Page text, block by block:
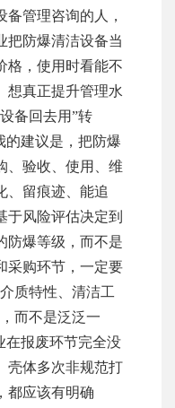
管理咨询的人，
把防爆清洁设备当
格，使用时看能不
想真正提升管理水
备回去用”转
的建议是，把防爆
、验收、使用、维
、留痕迹、能追
于风险评估决定到
防爆等级，而不是
采购环节，一定要
质特性、清洁工
而不是泛泛一
在报废环节完全没
壳体多次非规范打
都应该有明确